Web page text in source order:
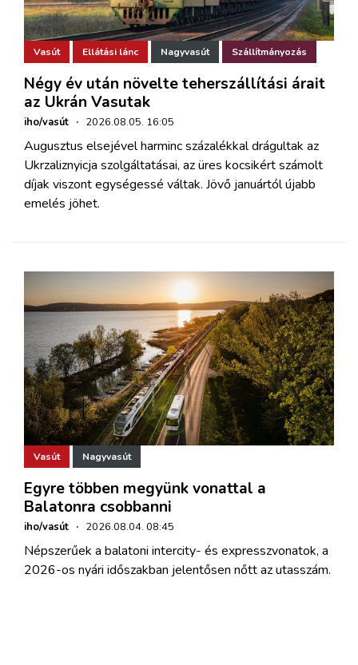
Vasút Ellátási lánc Nagyvasút Szállítmányozás
Négy év után növelte teherszállítási árait
az Ukrán Vasutak
iho/vasút · 2026.08.05. 16:05
Augusztus elsejével harminc százalékkal drágultak az
Ukrzaliznyicja szolgáltatásai, az üres kocsikért számolt
díjak viszont egységessé váltak. Jövő januártól újabb
emelés jöhet.
Vasút Nagyvasút
Egyre többen megyünk vonattal a
Balatonra csobbanni
iho/vasút · 2026.08.04. 08:45
Népszerűek a balatoni intercity- és expresszvonatok, a
2026-os nyári időszakban jelentősen nőtt az utasszám.